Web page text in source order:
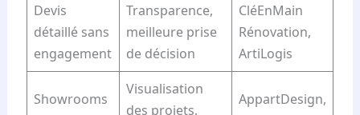
Devis
détaillé sans
engagement
Transparence,
meilleure prise
de décision
CléEnMain
Rénovation,
ArtiLogis
Showrooms
Visualisation
des projets,
AppartDesign,